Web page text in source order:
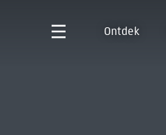
Ontdek